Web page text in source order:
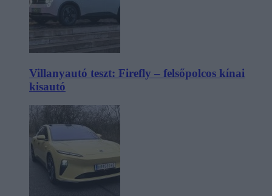
Villanyautó teszt: Firefly – felsőpolcos kínai
kisautó